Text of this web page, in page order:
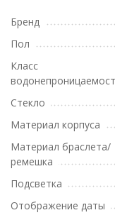
Бренд
Пол
Класс
Стекло
Материал корпуса
Материал браслета/
ремешка
Подсветка
Отображение даты